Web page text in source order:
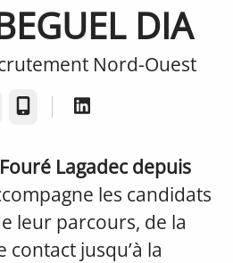
DIA
Nord-Ouest
Téléphone
Lagadec depuis
les candidats
leur parcours, de la
jusqu’à la